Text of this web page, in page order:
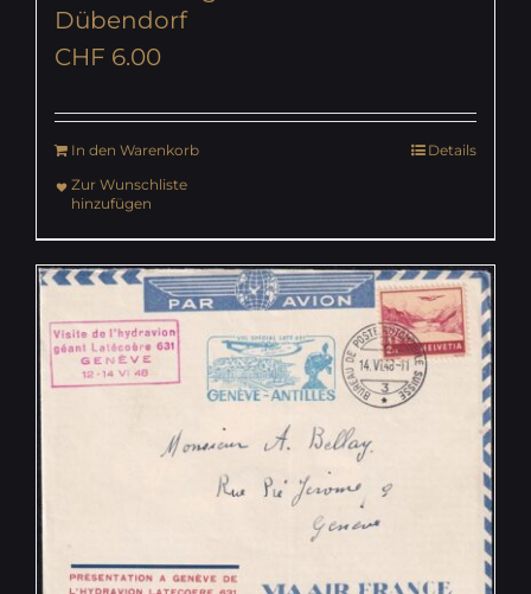
Dübendorf
CHF 6.00
In den Warenkorb
Details
Zur Wunschliste
hinzufügen